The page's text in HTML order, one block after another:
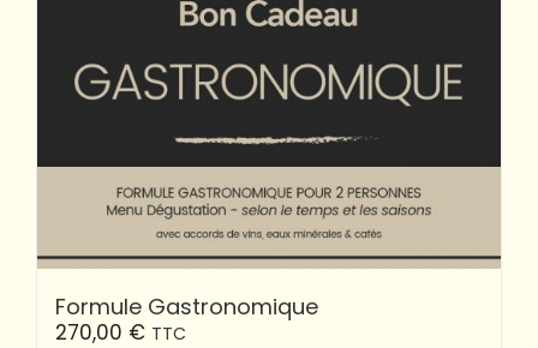
Formule Gastronomique
270,00 € TTC